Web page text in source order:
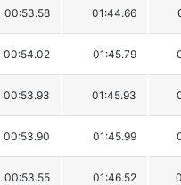
00:53.58 01:44.66
00:54.02 01:45.79
00:53.93 01:45.93
00:53.90 01:45.99
00:53.55 01:46.52